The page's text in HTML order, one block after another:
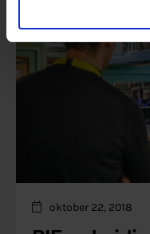
oktober 22, 2018